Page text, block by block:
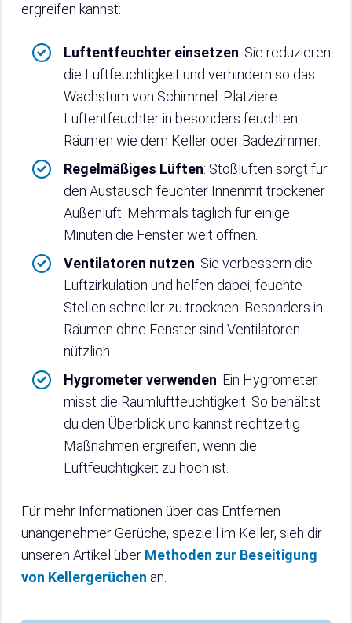
ergreifen kannst:
Luftentfeuchter einsetzen: Sie reduzieren
die Luftfeuchtigkeit und verhindern so das
Wachstum von Schimmel. Platziere
Luftentfeuchter in besonders feuchten
Räumen wie dem Keller oder Badezimmer.
Regelmäßiges Lüften: Stoßlüften sorgt für
den Austausch feuchter Innenmit trockener
Außenluft. Mehrmals täglich für einige
Minuten die Fenster weit öffnen.
Ventilatoren nutzen: Sie verbessern die
Luftzirkulation und helfen dabei, feuchte
Stellen schneller zu trocknen. Besonders in
Räumen ohne Fenster sind Ventilatoren
nützlich.
Hygrometer verwenden: Ein Hygrometer
misst die Raumluftfeuchtigkeit. So behältst
du den Überblick und kannst rechtzeitig
Maßnahmen ergreifen, wenn die
Luftfeuchtigkeit zu hoch ist.
Für mehr Informationen über das Entfernen
unangenehmer Gerüche, speziell im Keller, sieh dir
unseren Artikel über Methoden zur Beseitigung
von Kellergerüchen an.